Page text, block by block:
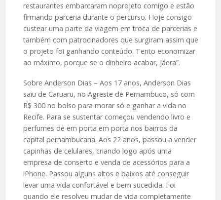
restaurantes embarcaram noprojeto comigo e estão
firmando parceria durante o percurso. Hoje consigo
custear uma parte da viagem em troca de parcerias e
também com patrocinadores que surgiram assim que
o projeto foi ganhando conteúdo. Tento economizar
ao máximo, porque se o dinheiro acabar, jáera”.
Sobre Anderson Dias – Aos 17 anos, Anderson Dias
saiu de Caruaru, no Agreste de Pernambuco, só com
R$ 300 no bolso para morar só e ganhar a vida no
Recife. Para se sustentar começou vendendo livro e
perfumes de em porta em porta nos bairros da
capital pernambucana. Aos 22 anos, passou a vender
capinhas de celulares, criando logo após uma
empresa de conserto e venda de acessórios para a
iPhone. Passou alguns altos e baixos até conseguir
levar uma vida confortável e bem sucedida. Foi
quando ele resolveu mudar de vida completamente